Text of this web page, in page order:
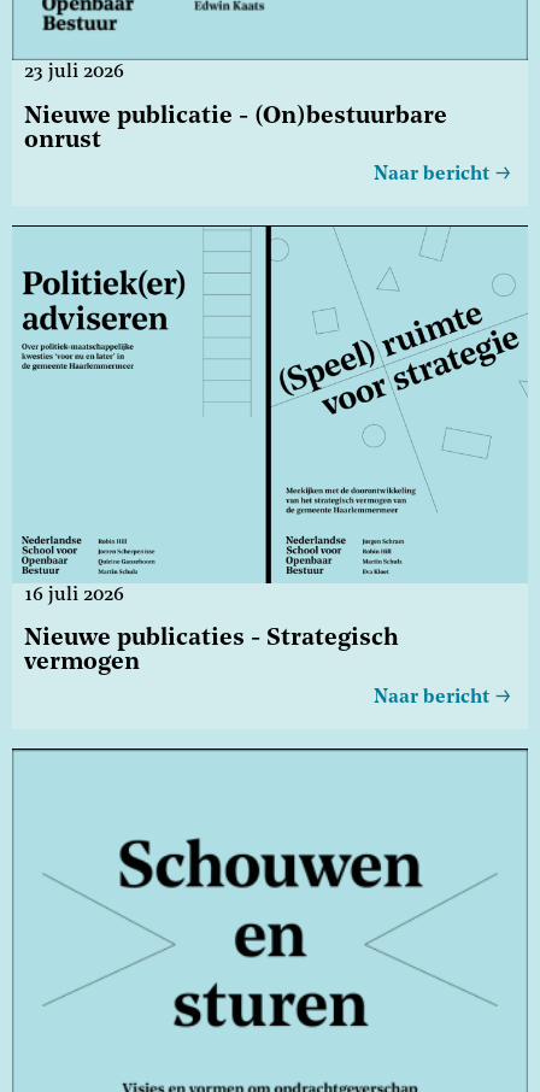
23 juli 2026
Nieuwe publicatie - (On)bestuurbare
onrust
Naar bericht
16 juli 2026
Nieuwe publicaties - Strategisch
vermogen
Naar bericht